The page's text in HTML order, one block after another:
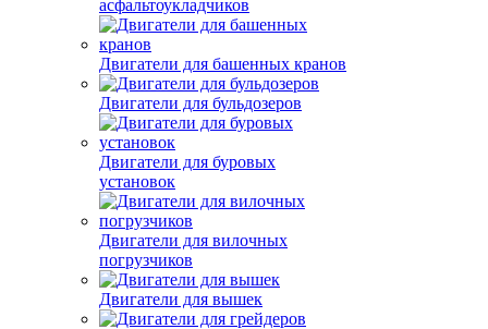
Двигатели для
асфальтоукладчиков
Двигатели для башенных кранов
Двигатели для бульдозеров
Двигатели для буровых
установок
Двигатели для вилочных
погрузчиков